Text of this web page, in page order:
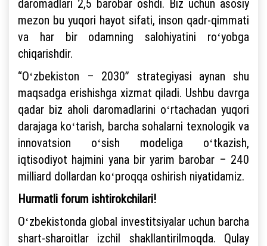
daromadlari 2,5 barobar oshdi. Biz uchun asosiy
mezon bu yuqori hayot sifati, inson qadr-qimmati
va har bir odamning salohiyatini roʻyobga
chiqarishdir.
“Oʻzbekiston – 2030” strategiyasi aynan shu
maqsadga erishishga xizmat qiladi. Ushbu davrga
qadar biz aholi daromadlarini oʻrtachadan yuqori
darajaga koʻtarish, barcha sohalarni texnologik va
innovatsion oʻsish modeliga oʻtkazish,
iqtisodiyot hajmini yana bir yarim barobar – 240
milliard dollardan koʻproqqa oshirish niyatidamiz.
Hurmatli forum ishtirokchilari!
Oʻzbekistonda global investitsiyalar uchun barcha
shart-sharoitlar izchil shakllantirilmoqda. Qulay